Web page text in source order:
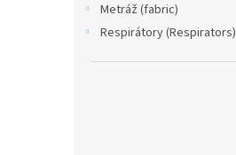
Metráž (fabric)
Respirátory (Respirators)